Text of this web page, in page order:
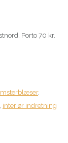
Porto 70 kr.
,
, interiør indretning